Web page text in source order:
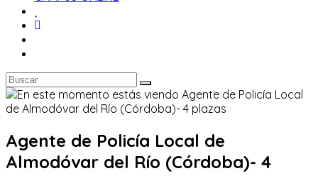
Agente de Policía Local de
Almodóvar del Río (Córdoba)- 4